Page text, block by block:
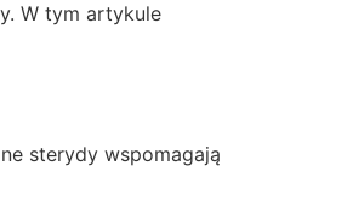
W tym artykule
sterydy wspomagają